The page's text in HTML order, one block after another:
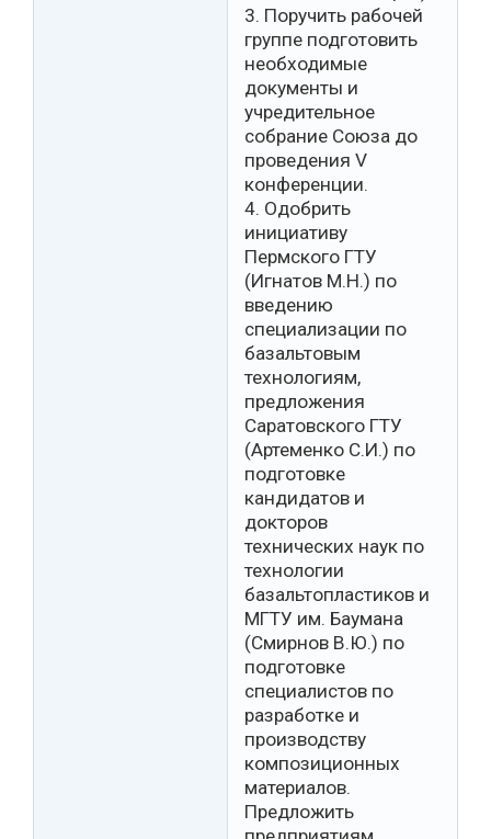
3. Поручить рабочей
группе подготовить
необходимые
документы и
учредительное
собрание Союза до
проведения V
конференции.
4. Одобрить
инициативу
Пермского ГТУ
(Игнатов М.Н.) по
введению
специализации по
базальтовым
технологиям,
предложения
Саратовского ГТУ
(Артеменко С.И.) по
подготовке
кандидатов и
докторов
технических наук по
технологии
базальтопластиков и
МГТУ им. Баумана
(Смирнов В.Ю.) по
подготовке
специалистов по
разработке и
производству
композиционных
материалов.
Предложить